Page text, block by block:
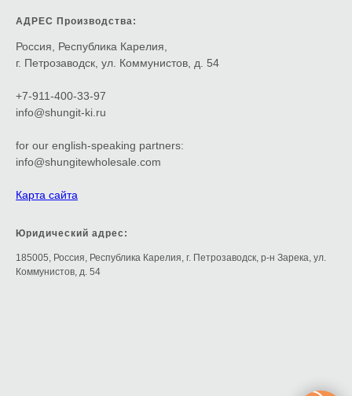
АДРЕС Производства:
Россия, Республика Карелия,
г. Петрозаводск, ул. Коммунистов, д. 54
+7-911-400-33-97
info@shungit-ki.ru
for our english-speaking partners:
info@shungitewholesale.com
Карта сайта
Юридический адрес:
185005, Россия, Республика Карелия, г. Петрозаводск, р-н Зарека, ул.
Коммунистов, д. 54